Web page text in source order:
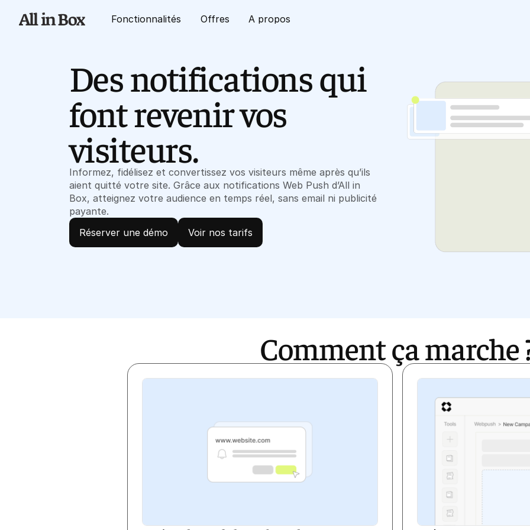
Fonctionnalités Offres A propos
Des notifications qui
font revenir vos
visiteurs.
Informez, fidélisez et convertissez vos visiteurs même après qu’ils
aient quitté votre site. Grâce aux notifications Web Push d’All in
Box, atteignez votre audience en temps réel, sans email ni publicité
payante.
Réserver une démo
Voir nos tarifs
Comment ça marche